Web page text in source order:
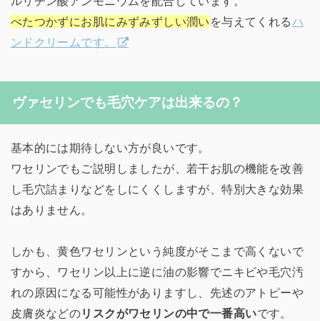
べたつかずにお肌にみずみずしい潤い を与えてくれるハ
ンドクリームです。
ヴァセリンでも毛穴ケアは出来るの？
基本的には期待しない方が良いです。
ワセリンでもご説明しましたが、若干お肌の機能を改善
し毛穴詰まりなどをしにくくしますが、特別大きな効果
はありません。
しかも、黄色ワセリンという純度がそこまで高くないで
すから、ワセリン以上に逆に油の影響でニキビや毛穴汚
れの原因になる可能性がありますし、先述のアトピーや
皮膚炎などのリスクがワセリンの中で一番高いです。